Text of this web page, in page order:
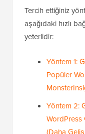
Tercih ettiğiniz
aşağıdaki hızlı
yeterlidir:
Yöntem 1:
Popüler
Yöntem 2:
WordPress